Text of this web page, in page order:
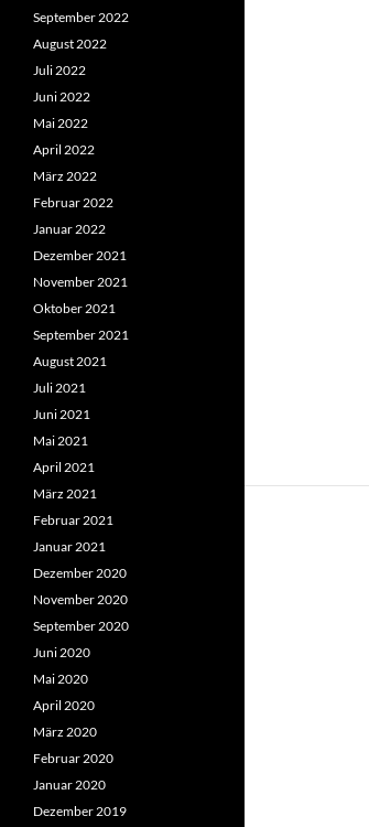
September 2022
August 2022
Juli 2022
Juni 2022
Mai 2022
April 2022
März 2022
Februar 2022
Januar 2022
Dezember 2021
November 2021
Oktober 2021
September 2021
August 2021
Juli 2021
Juni 2021
Mai 2021
April 2021
März 2021
Februar 2021
Januar 2021
Dezember 2020
November 2020
September 2020
Juni 2020
Mai 2020
April 2020
März 2020
Februar 2020
Januar 2020
Dezember 2019